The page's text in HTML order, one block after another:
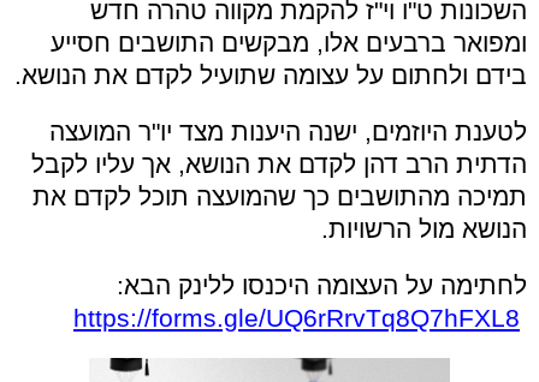
השכונות ט"ו וי"ז להקמת מקווה טהרה חדש
ומפואר ברבעים אלו, מבקשים התושבים חסייע
בידם ולחתום על עצומה שתועיל לקדם את הנושא.
לטענת היוזמים, ישנה היענות מצד יו"ר המועצה
הדתית הרב דהן לקדם את הנושא, אך עליו לקבל
תמיכה מהתושבים כך שהמועצה תוכל לקדם את
הנושא מול הרשויות.
לחתימה על העצומה היכנסו ללינק הבא:
https://forms.gle/UQ6rRrvTq8Q7hFXL8